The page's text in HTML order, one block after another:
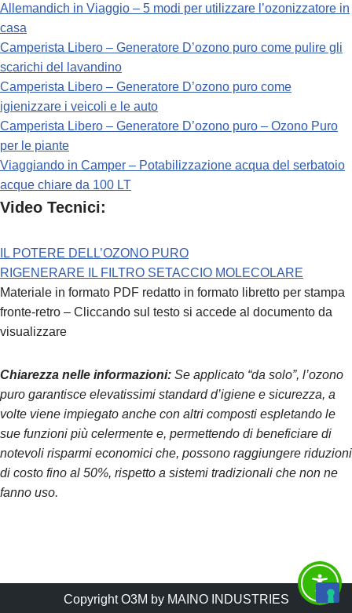
Allemandich in Viaggio – 5 modi per utilizzare l’ozonizzatore in
casa
Camperista Libero – Generatore D’ozono puro come pulire gli
scarichi del lavandino
Camperista Libero – Generatore D’ozono puro come
igienizzare i veicoli e le auto
Camperista Libero – Generatore D’ozono puro – Ozono Puro
per le piante
Viaggiando in Camper – Potabilizzazione acqua del serbatoio
acque chiare da 100 LT
Video Tecnici:
IL POTERE DELL’OZONO PURO
RIGENERARE IL FILTRO SETACCIO MOLECOLARE
Materiale in formato PDF redatto in formato libretto per stampa
fronte-retro – Cliccando sul testo si accede al documento da
visualizzare
Chiarezza nelle informazioni: Se applicato “da solo”, l’ozono
puro garantisce elevatissimi standard d’igiene e sicurezza, a
volte viene impiegato anche con altri composti espletando le
sue funzioni più celermente e, permettendo di beneficiare di
notevoli risparmi economici che, possono raggiungere riduzioni
di costo fino al 50%, rispetto a sistemi tradizionali che non ne
fanno uso.
Copyright O3M by MAINO INDUSTRIES